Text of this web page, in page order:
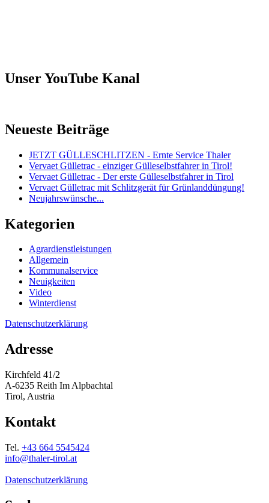
Unser YouTube Kanal
Neueste Beiträge
JETZT GÜLLESCHLITZEN - Ernte Service Thaler
Vervaet Gülletrac - einziger Gülleselbstfahrer in Tirol!
Vervaet Gülletrac - Der erste Gülleselbstfahrer in Tirol
Vervaet Gülletrac mit Schlitzgerät für Grünlanddüngung!
Neujahrswünsche...
Kategorien
Agrardienstleistungen
Allgemein
Kommunalservice
Neuigkeiten
Video
Winterdienst
Datenschutzerklärung
Adresse
Kirchfeld 41/2
A-6235 Reith Im Alpbachtal
Tirol, Austria
Kontakt
Tel. +43 664 5545424
info@thaler-tirol.at
Datenschutzerklärung